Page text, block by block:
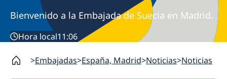
Bienvenido a la Embajada de Suecia en Madrid.
Hora local11:06
Embajadas España, Madrid Noticias Noticias